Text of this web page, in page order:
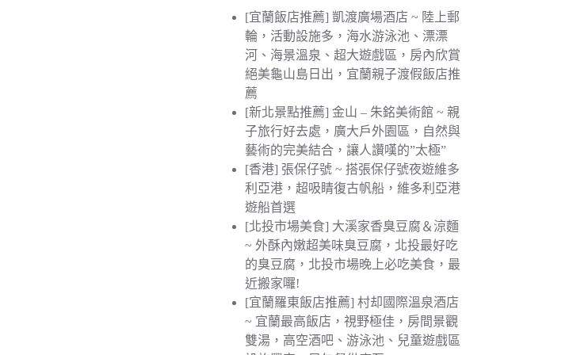
[宜蘭飯店推薦] 凱渡廣場酒店 ~ 陸上郵
輪，活動設施多，海水游泳池、漂漂
河、海景溫泉、超大遊戲區，房內欣賞
絕美龜山島日出，宜蘭親子渡假飯店推
薦
[新北景點推薦] 金山 – 朱銘美術館 ~ 親
子旅行好去處，廣大戶外園區，自然與
藝術的完美結合，讓人讚嘆的”太極”
[香港] 張保仔號 ~ 搭張保仔號夜遊維多
利亞港，超吸睛復古帆船，維多利亞港
遊船首選
[北投市場美食] 大溪家香臭豆腐＆涼麵
~ 外酥內嫩超美味臭豆腐，北投最好吃
的臭豆腐，北投市場晚上必吃美食，最
近搬家囉!
[宜蘭羅東飯店推薦] 村却國際溫泉酒店
~ 宜蘭最高飯店，視野極佳，房間景觀
雙湯，高空酒吧、游泳池、兒童遊戲區